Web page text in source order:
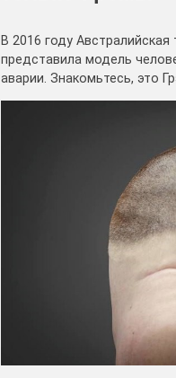
В 2016 году
представила модель
аварии. Знакомьтесь, это